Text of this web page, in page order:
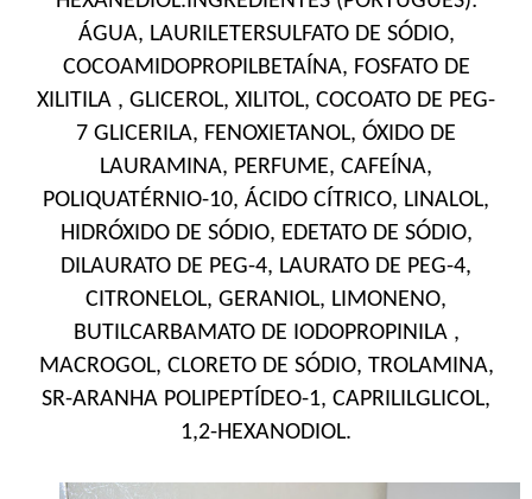
ÁGUA, LAURILETERSULFATO DE SÓDIO,
COCOAMIDOPROPILBETAÍNA, FOSFATO DE
XILITILA , GLICEROL, XILITOL, COCOATO DE PEG-
7 GLICERILA, FENOXIETANOL, ÓXIDO DE
LAURAMINA, PERFUME, CAFEÍNA,
POLIQUATÉRNIO-10, ÁCIDO CÍTRICO, LINALOL,
HIDRÓXIDO DE SÓDIO, EDETATO DE SÓDIO,
DILAURATO DE PEG-4, LAURATO DE PEG-4,
CITRONELOL, GERANIOL, LIMONENO,
BUTILCARBAMATO DE IODOPROPINILA ,
MACROGOL, CLORETO DE SÓDIO, TROLAMINA,
SR-ARANHA POLIPEPTÍDEO-1, CAPRILILGLICOL,
1,2-HEXANODIOL.